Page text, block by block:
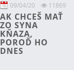
09/04/20 11869
AK CHCEŠ MAŤ
ZO SYNA
KŇAZA,
POROĎ HO
DNES